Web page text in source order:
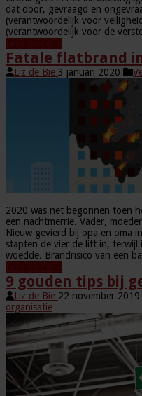
dat door, gevraagd en
(verantwoordelijk voor
(verantwoordelijk voor de
Fatale flatbrand
Liz de Bie 3 januari 2020
2020 was net begonnen toen
een nachtmerrie. Vader,
Nieuw gevierd bij opa en oma
stapten de vier de lift in, terwijl
woedde. Brandrisico van een
9 gouden tips bij
Liz de Bie 22 november 2019
organisatie